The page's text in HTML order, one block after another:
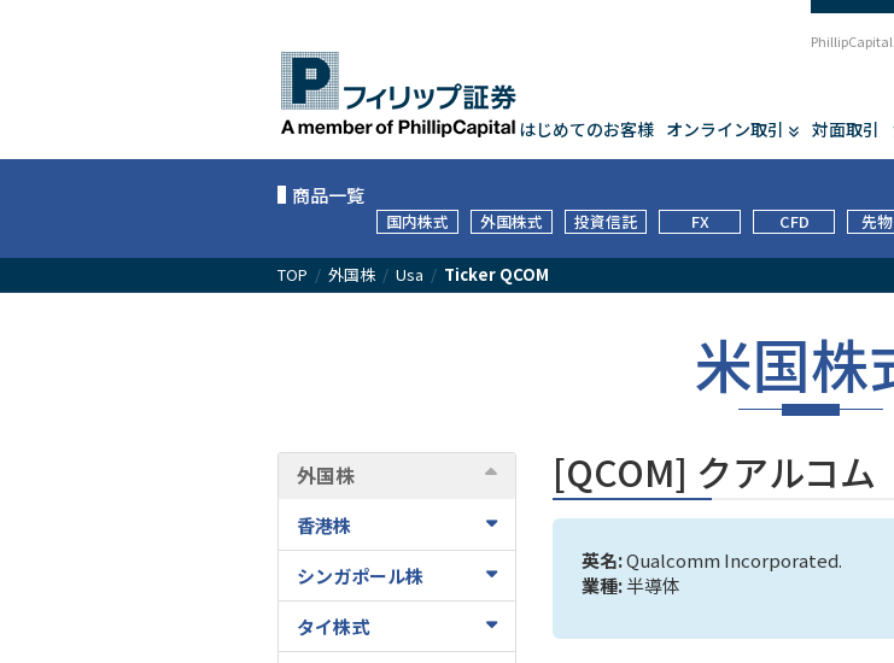
はじめてのお客様 オンライン取引 対面取引
商品一覧
国内株式 外国株式 投資信託 FX CFD 先
TOP / 外国株/ Usa / Ticker QCOM
米国株
外国株
香港株
シンガポール株
タイ株式
[QCOM] クアルコム
英名:Qualcomm Incorporated.
業種:半導体